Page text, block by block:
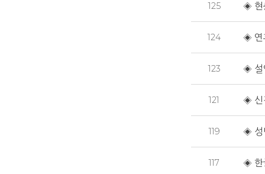
125 ◈ 현
124 ◈ 연
123 ◈ 설
121 ◈ 신
119 ◈ 성
117 ◈ 한